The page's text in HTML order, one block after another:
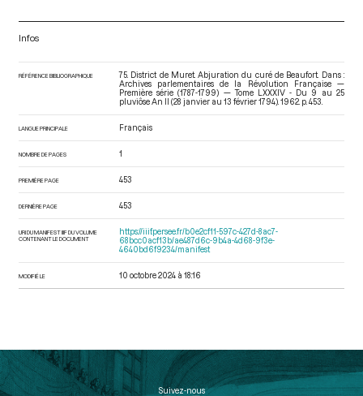
Infos
RÉFÉRENCE BIBLIOGRAPHIQUE
75. District de Muret. Abjuration du curé de Beaufort. Dans :
Archives parlementaires de la Révolution Française —
Première série (1787-1799) — Tome LXXXIV - Du 9 au 25
pluviôse An II (28 janvier au 13 février 1794) . 1962. p. 453.
LANGUE PRINCIPALE Français
NOMBRE DE PAGES 1
PREMIÈRE PAGE 453
DERNIÈRE PAGE 453
URI DU MANIFEST IIIF DU VOLUME
CONTENANT LE DOCUMENT
https://iiif.persee.fr/b0e2cf11-597c-427d-8ac7-
68bcc0acf13b/ae487d6c-9b4a-4d68-9f3e-
4640bd6f9234/manifest
MODIFIÉ LE 10 octobre 2024 à 18:16
Suivez-nous